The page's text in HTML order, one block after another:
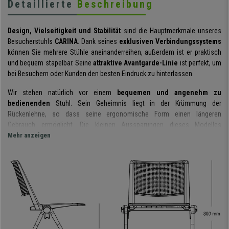
Detaillierte Beschreibung
Design, Vielseitigkeit und Stabilität sind die Hauptmerkmale unseres
Besucherstuhls CARINA. Dank seines exklusiven Verbindungssystems
können Sie mehrere Stühle aneinanderreihen, außerdem ist er praktisch
und bequem stapelbar. Seine attraktive Avantgarde-Linie ist perfekt, um
bei Besuchern oder Kunden den besten Eindruck zu hinterlassen.
Wir stehen natürlich vor einem
bequemen und angenehm zu
bedienenden Stuhl. Sein Geheimnis liegt in der Krümmung der
Rückenlehne, so dass seine ergonomische Form einen längeren
Gebrauch ermöglicht. Die kleinen Aussparungen dieses Modelles
verstärken das moderne Erscheinungsbild und erleichtern gleichzeitig die
Im Hinblick auf Vielseitigkeit hat dieses Modell zwei große Vorteile: Zum
Einen sind bis zu 20 Stühle
und zum Anderen sind die Stühle
der Reihe verbindbar
. Dies ist durch ein innovatives patentiertes System
möglich, so dass eine herausragende Stabilität und Sicherheit
gewährleistet wird.
Mehr anzeigen